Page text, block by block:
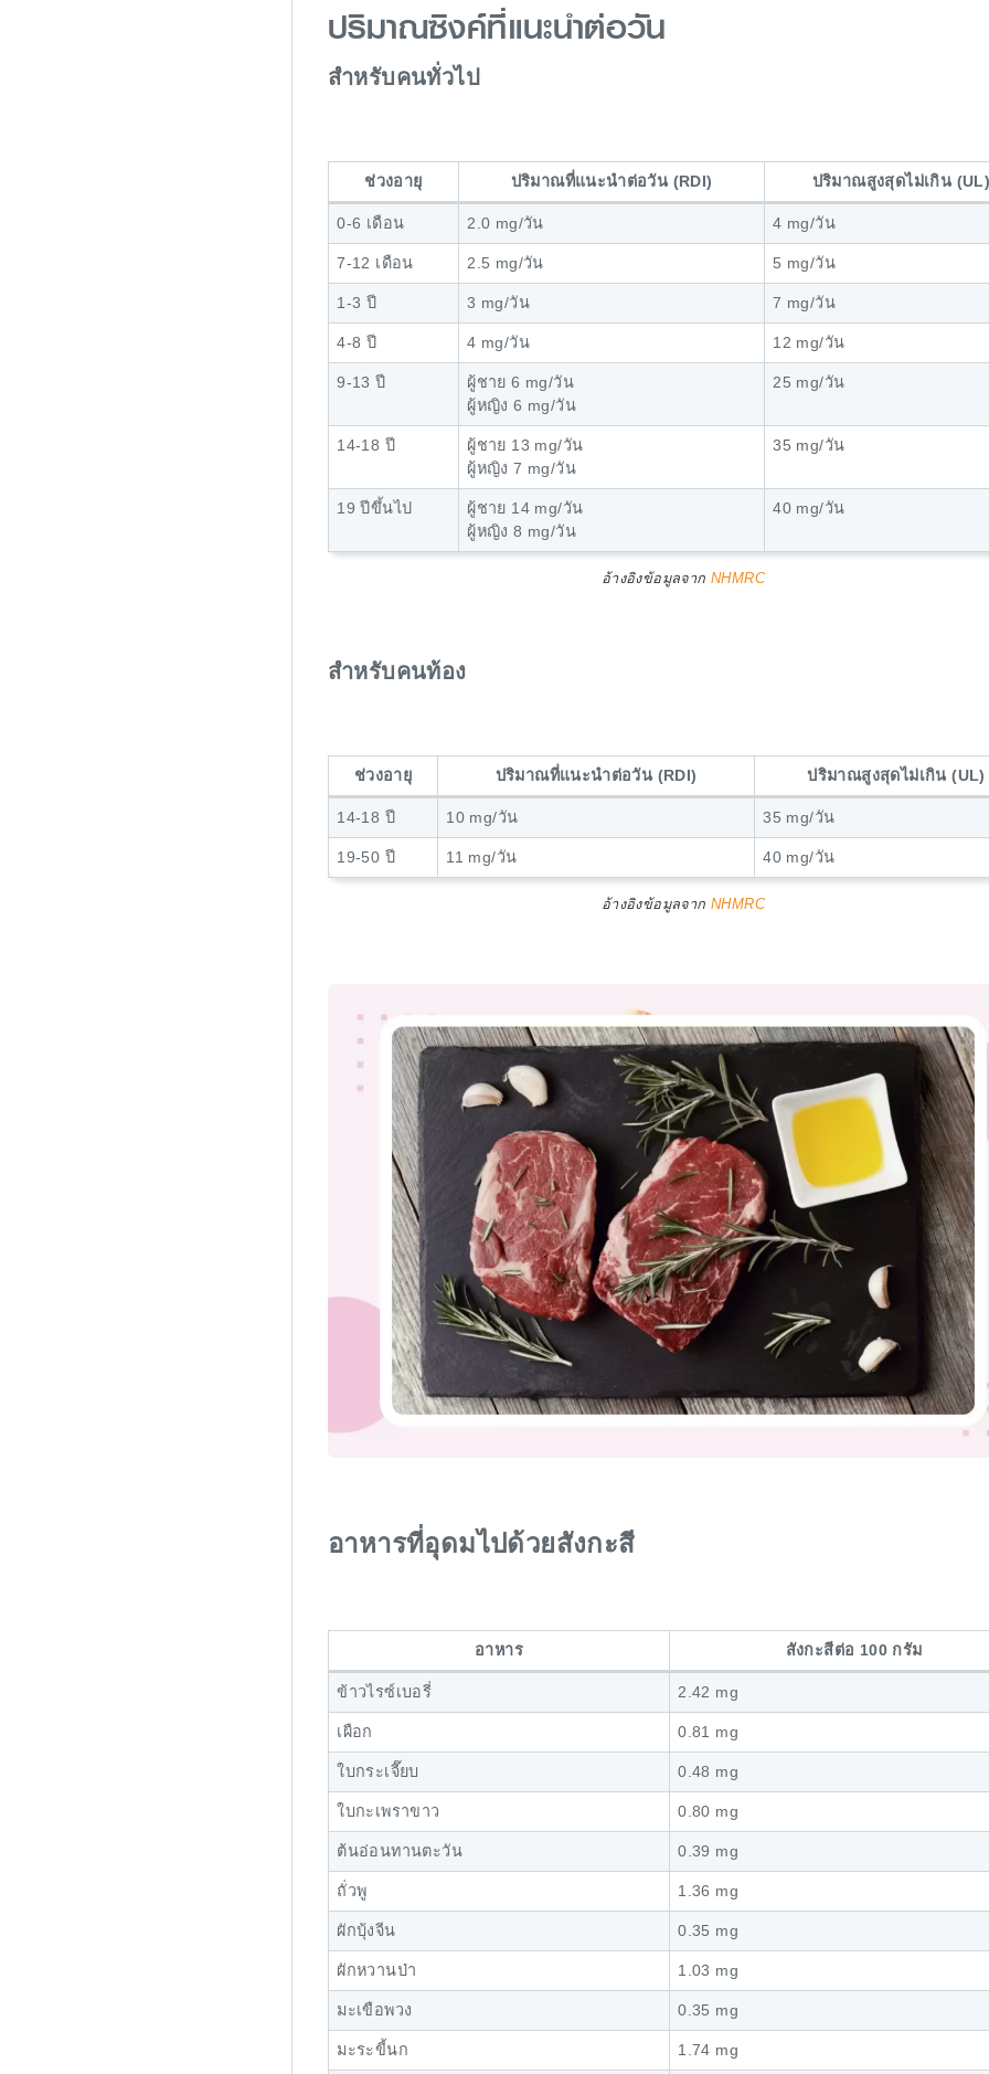
ปริมาณซิงค์ที่แนะนำต่อวัน
สำหรับคนทั่วไป
ช่วงอายุ ปริมาณที่แนะนำต่อวัน (RDI) ปริมาณสูงสุดไม่เกิน
0-6 เดือน 2.0 mg/วัน 4 mg/วัน
7-12 เดือน 2.5 mg/วัน 5 mg/วัน
1-3 ปี 3 mg/วัน 7 mg/วัน
4-8 ปี 4 mg/วัน 12 mg/วัน
9-13 ปี
ผู้ชาย 6 mg/วัน
ผู้หญิง 6 mg/วัน
25 mg/วัน
14-18 ปี
ผู้ชาย 13 mg/วัน
ผู้หญิง 7 mg/วัน
35 mg/วัน
19 ปีขึ้นไป
ผู้ชาย 14 mg/วัน
ผู้หญิง 8 mg/วัน
40 mg/วัน
อ้างอิงข้อมูลจากNHMRC
สำหรับคนท้อง
ช่วงอายุ ปริมาณที่แนะนำต่อวัน (RDI) ปริมาณสูงสุดไม่เกิน (UL)
14-18 ปี 10 mg/วัน 35 mg/วัน
19-50 ปี 11 mg/วัน 40 mg/วัน
อ้างอิงข้อมูลจากNHMRC
อาหารที่อุดมไปด้วยสังกะสี
อาหาร สังกะสีต่อ 100 กรัม
ข้าวไรซ์เบอรี่ 2.42 mg
เผือก 0.81 mg
ใบกระเจี๊ยบ 0.48 mg
ใบกะเพราขาว 0.80 mg
ต้นอ่อนทานตะวัน 0.39 mg
ถั่วพู 1.36 mg
ผักบุ้งจีน 0.35 mg
ผักหวานป่า 1.03 mg
มะเขือพวง 0.35 mg
มะระขี้นก 1.74 mg